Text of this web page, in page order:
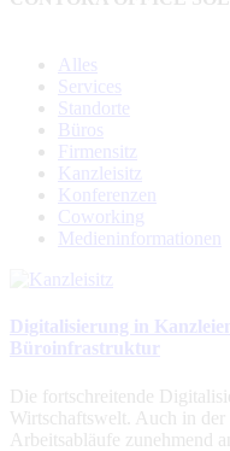
Alles
Services
Standorte
Büros
Firmensitz
Kanzleisitz
Konferenzen
Coworking
Medieninformationen
Digitalisierung in
Büroinfrastruktur
Die fortschreitende
Wirtschaftswelt. Auch in
Arbeitsabläufe zunehmend